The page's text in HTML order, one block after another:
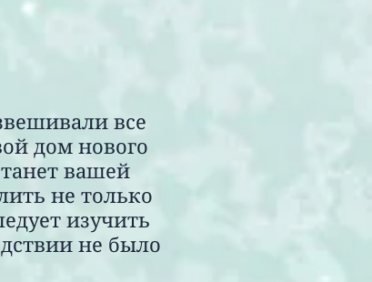
все
дом нового
вашей
не только
изучить
не было